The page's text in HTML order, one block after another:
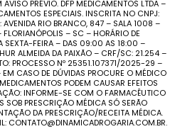
PRÉVIO. DFP MEDICAMENTOS LTDA –
ESPECIAIS. INSCRITA NO CNPJ:
RIO BRANCO, 847 – SALA 1008 –
– SC – HORÁRIO DE
SEXTA-FEIRA – DAS 09:00 AS 18:00 –
ALMEIDA DA PAIXÃO – CRF/SC: 21.254 –
PROCESSO Nº 25351.107371/2025-29 –
CASO DE DÚVIDAS PROCURE O MÉDICO
PODEM CAUSAR EFEITOS
INFORME-SE COM O FARMACÊUTICO
PRESCRIÇÃO MÉDICA SÓ SERÃO
DA PRESCRIÇÃO/RECEITA MÉDICA.
CONTATO@DINAMICADROGARIA.COM.BR.